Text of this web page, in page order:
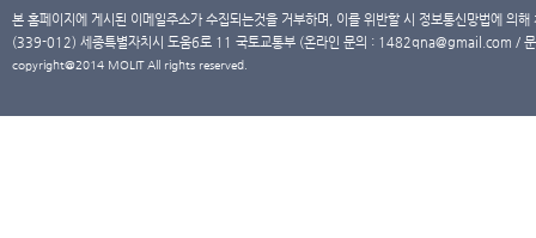
본 홈페이지에 게시된 이메일주소가 수집되는것을 거부하며, 이를 위반할 시 정보통신망법에 의
(339-012) 세종특별자치시 도움6로 11 국토교통부 (온라인 문의 : 1482qna@gmail.com /
copyright@2014 MOLIT All rights reserved.